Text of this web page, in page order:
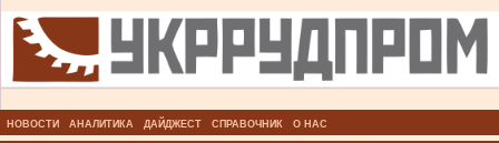
НОВОСТИ АНАЛИТИКА ДАЙДЖЕСТ СПРАВОЧНИК О НАС